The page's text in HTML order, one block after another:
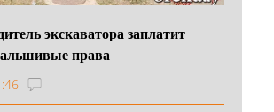
экскаватора заплатит
права